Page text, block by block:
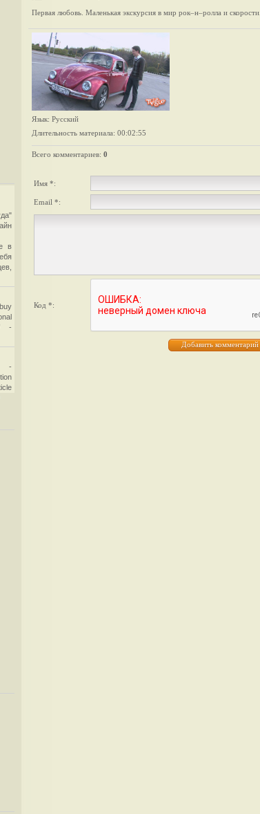
Первая любовь. Маленькая экскурсия в мир рок–н–ролла и скорости.
Язык: Русский
Длительность материала: 00:02:55
Всего комментариев: 0
Имя *:
Email *:
Код *: